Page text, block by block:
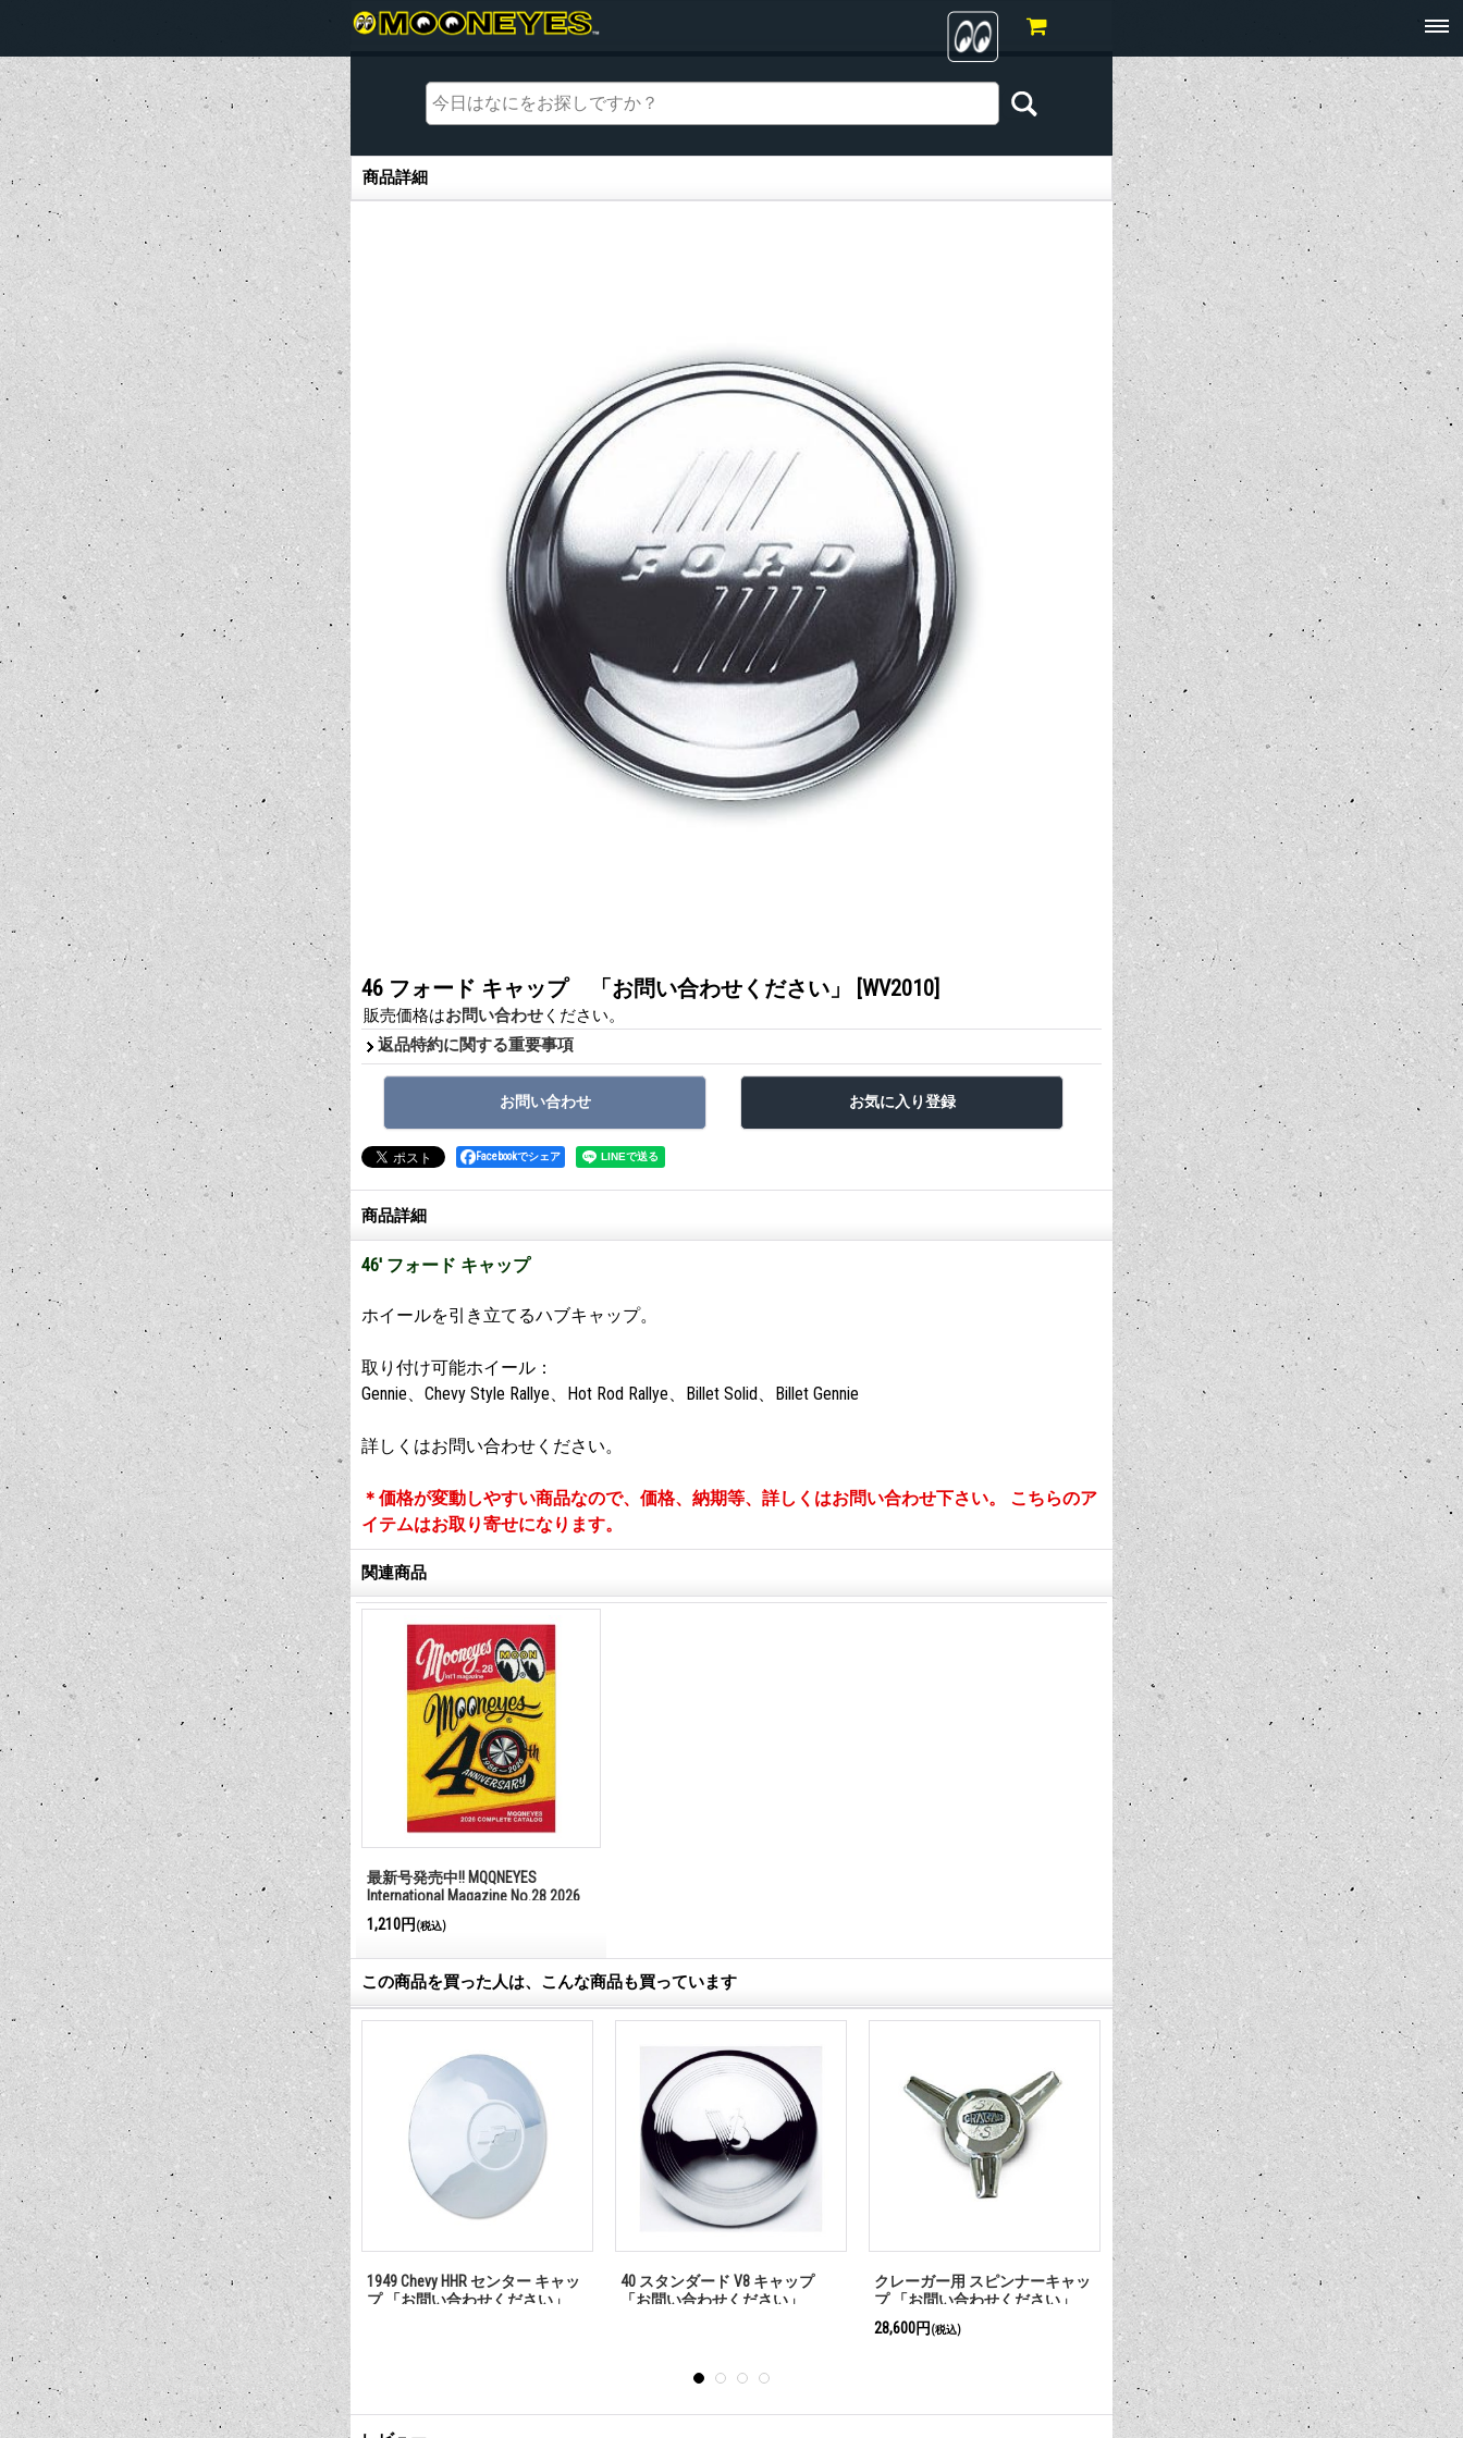
商品詳細
商品詳細
46 フォード キャップ 「お問い合わせください」 [WV2010]
販売価格はお問い合わせ ください。
返品特約に関する重要事項
Facebookでシェア
商品詳細
46' フォード キャップ
ホイールを引き立てるハブキャップ。
取り付け可能ホイール：
Gennie、Chevy Style Rallye、Hot Rod Rallye、Billet Solid、Billet Gennie
詳しくはお問い合わせください。
＊価格が変動しやすい商品なので、価格、納期等、詳しくはお問い合わせ下さい。 こちらのア
イテムはお取り寄せになります。
関連商品
最新号発売中!! MQQNEYES
International Magazine No.28 2026
1,210円 (税込)
この商品を買った人は、こんな商品も買っています
ャップ
い」
クレーガー用 スピンナーキャッ
プ 「お問い合わせください」
28,600円
(税込)
42 フォード WV2009 「お問い合
わせください」
Motorcycle Vintage Seat 「お問い
合わせください」
LOKAR エンジン ディップスティ
ック 351 フォード 「お問い合わ
せください」
42 フォード WV2009-A 「お問い
合わせください」
クローム
フォード
い」